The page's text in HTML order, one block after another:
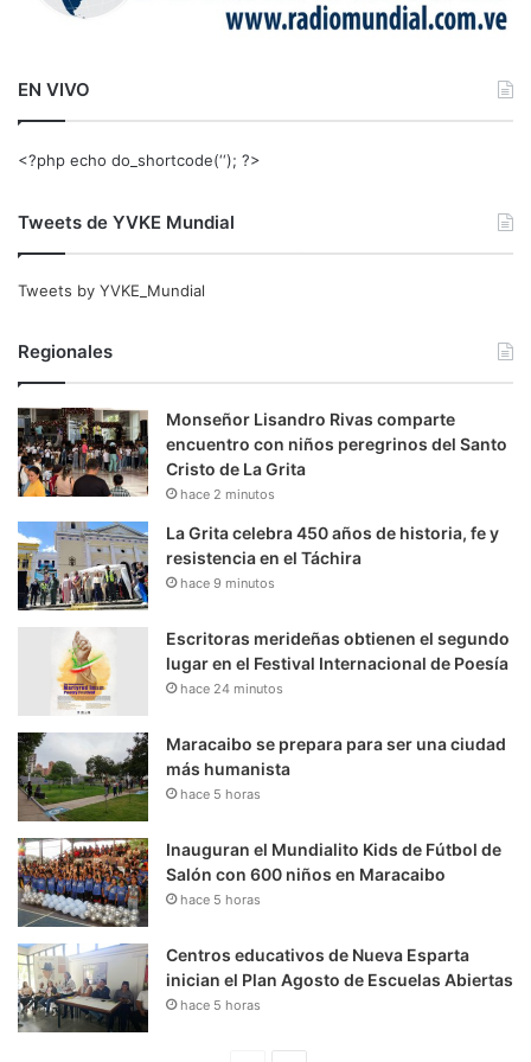
EN VIVO
<?php echo do_shortcode(‘‘); ?>
Tweets de YVKE Mundial
Tweets by YVKE_Mundial
Regionales
Monseñor Lisandro Rivas comparte
encuentro con niños peregrinos del Santo
Cristo de La Grita
hace 2 minutos
La Grita celebra 450 años de historia, fe y
resistencia en el Táchira
hace 9 minutos
Escritoras merideñas obtienen el segundo
lugar en el Festival Internacional de Poesía
hace 24 minutos
Maracaibo se prepara para ser una ciudad
más humanista
hace 5 horas
Inauguran el Mundialito Kids de Fútbol de
Salón con 600 niños en Maracaibo
hace 5 horas
Centros educativos de Nueva Esparta
inician el Plan Agosto de Escuelas Abiertas
hace 5 horas